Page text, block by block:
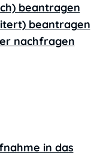
beantragen
beantragen
nachfragen
in das